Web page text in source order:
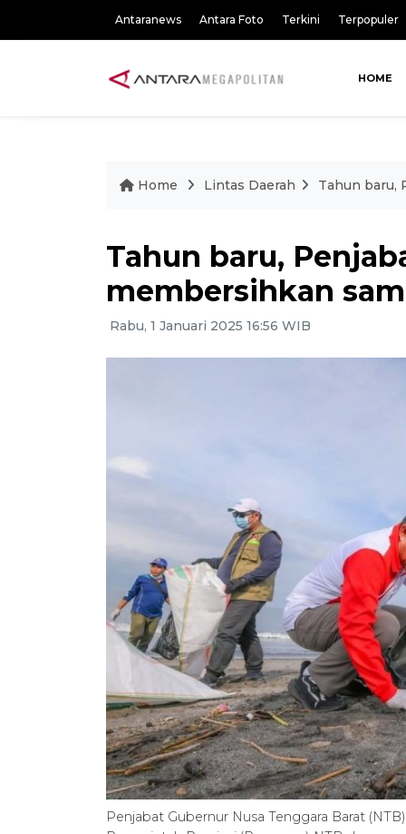
Antaranews Antara Foto Terkini Terpopuler
HOME
Home Lintas Daerah Tahun baru,
Tahun baru,
membersihkan
Rabu, 1 Januari 2025 16:56 WIB
Penjabat Gubernur Nusa Tenggara Barat